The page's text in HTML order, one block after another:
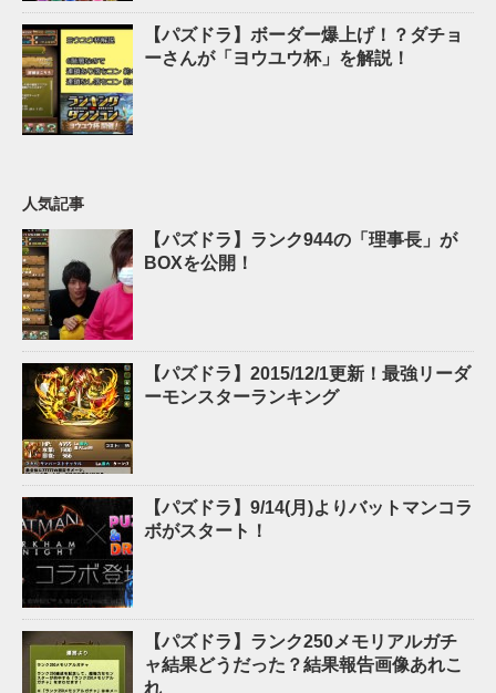
【パズドラ】ボーダー爆上げ！？ダチョ
ーさんが「ヨウユウ杯」を解説！
人気記事
【パズドラ】ランク944の「理事長」が
BOXを公開！
【パズドラ】2015/12/1更新！最強リーダ
ーモンスターランキング
【パズドラ】9/14(月)よりバットマンコラ
ボがスタート！
【パズドラ】ランク250メモリアルガチ
ャ結果どうだった？結果報告画像あれこ
れ